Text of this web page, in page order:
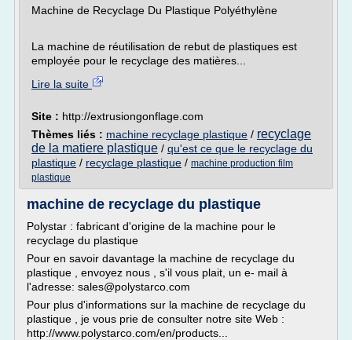
Machine de Recyclage Du Plastique Polyéthylène
La machine de réutilisation de rebut de plastiques est
employée pour le recyclage des matières...
Lire la suite
Site : http://extrusiongonflage.com
Thèmes liés : machine recyclage plastique / recyclage
de la matiere plastique / qu'est ce que le recyclage du
plastique / recyclage plastique / machine production film
plastique
machine de recyclage du plastique
Polystar : fabricant d'origine de la machine pour le
recyclage du plastique
Pour en savoir davantage la machine de recyclage du
plastique , envoyez nous , s'il vous plait, un e- mail à
l'adresse: sales@polystarco.com
Pour plus d'informations sur la machine de recyclage du
plastique , je vous prie de consulter notre site Web :
http://www.polystarco.com/en/products...